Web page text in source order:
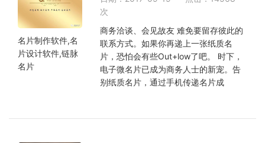
名片制作软件,名
片设计软件,链脉
名片
次
商务洽谈、会见故友 难免要留存彼此的
联系方式。如果你再递上一张纸质名
片，恐怕会有些Out+low了吧。 时下，
电子微名片已成为商务人士的新宠。告
别纸质名片，通过手机传递名片成